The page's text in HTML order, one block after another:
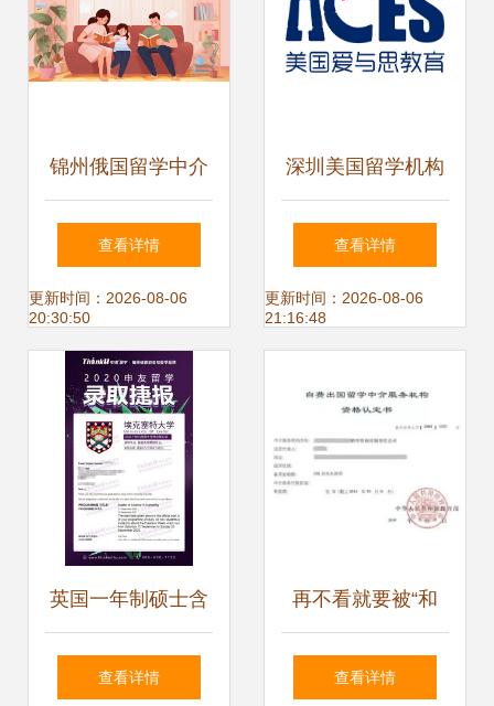
锦州俄国留学中介
公司自费出国留学
中介服务全解读
查看详情
更新时间：2026-08-06
20:30:50
深圳美国留学机构
深度解析 如何选择
靠谱的中介服务
查看详情
更新时间：2026-08-06
21:16:48
英国一年制硕士含
金量大揭秘丨广州
查看详情
再不看就要被“和
谐”了！留法如何找
查看详情